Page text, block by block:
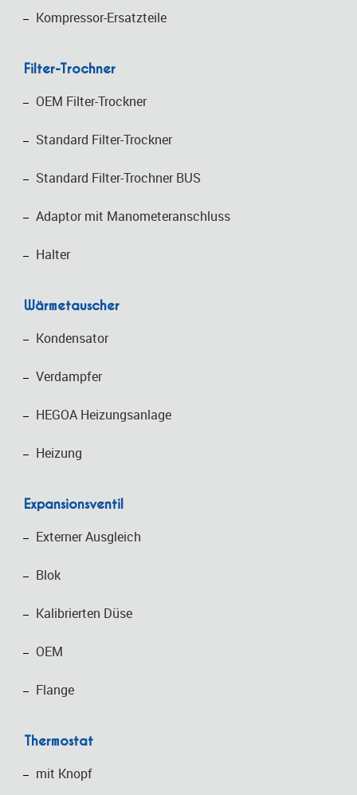
Kompressor-Ersatzteile
Filter-Trochner
OEM Filter-Trockner
Standard Filter-Trockner
Standard Filter-Trochner BUS
Adaptor mit Manometeranschluss
Halter
Wärmetauscher
Kondensator
Verdampfer
HEGOA Heizungsanlage
Heizung
Expansionsventil
Externer Ausgleich
Blok
Kalibrierten Düse
OEM
Flange
Thermostat
mit Knopf